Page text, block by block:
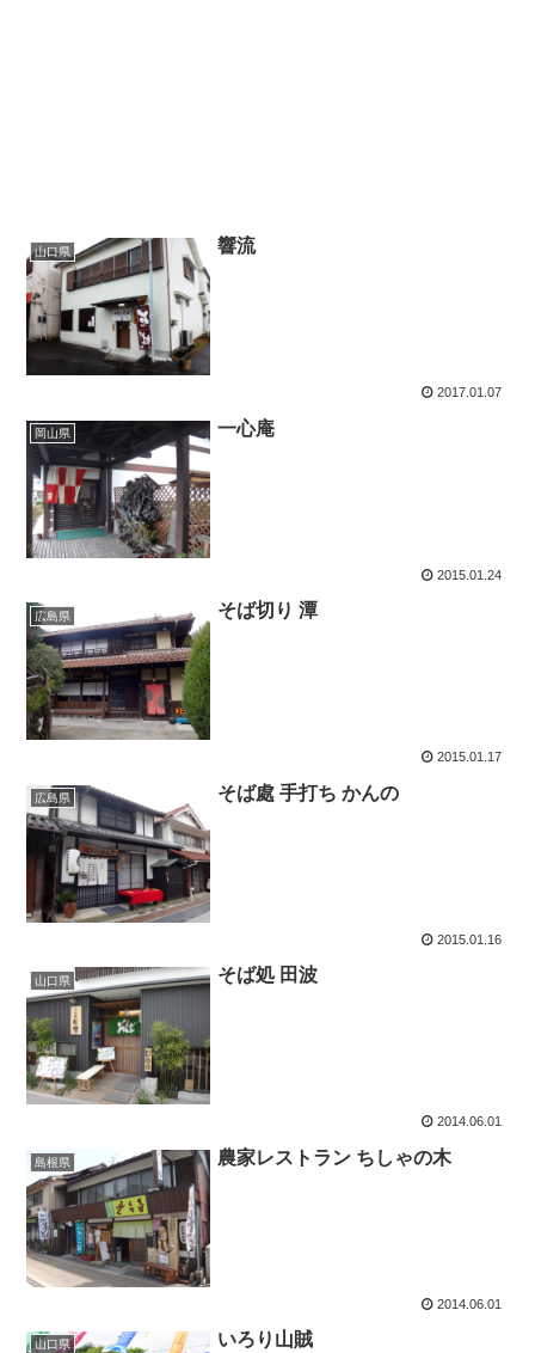
山口県 響流
2017.01.07
岡山県 一心庵
2015.01.24
広島県 そば切り 潭
2015.01.17
広島県 そば處 手打ち かんの
2015.01.16
山口県 そば処 田波
2014.06.01
島根県 農家レストラン ちしゃの木
2014.06.01
山口県 いろり山賊